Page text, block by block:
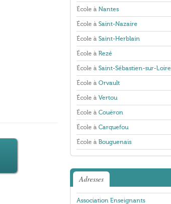
École à Nantes
École à Saint-Nazaire
École à Saint-Herblain
École à Rezé
École à Saint-Sébastien-sur-Loire
École à Orvault
École à Vertou
École à Couëron
École à Carquefou
École à Bouguenais
Adresses
Association Enseignants